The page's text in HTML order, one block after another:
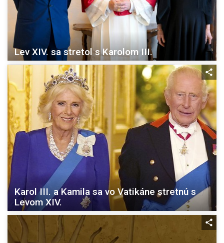
Lev XIV. sa stretol s Karolom III.
Karol III. a Kamila sa vo Vatikáne stretnú s
Levom XIV.